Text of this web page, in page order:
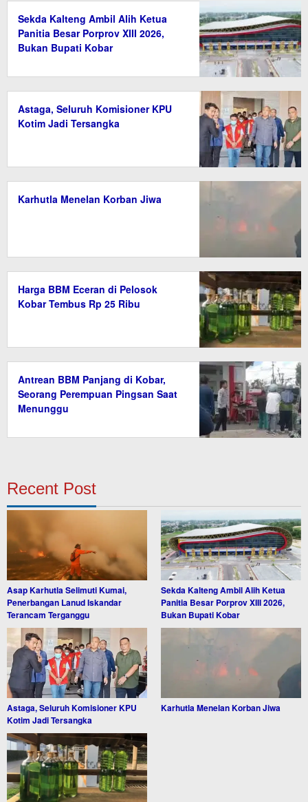
Sekda Kalteng Ambil Alih Ketua
Panitia Besar Porprov XIII 2026,
Bukan Bupati Kobar
Astaga, Seluruh Komisioner KPU
Kotim Jadi Tersangka
Karhutla Menelan Korban Jiwa
Harga BBM Eceran di Pelosok
Kobar Tembus Rp 25 Ribu
Antrean BBM Panjang di Kobar,
Seorang Perempuan Pingsan Saat
Menunggu
Recent Post
Asap Karhutla Selimuti Kumai,
Penerbangan Lanud Iskandar
Terancam Terganggu
Sekda Kalteng Ambil Alih Ketua
Panitia Besar Porprov XIII 2026,
Bukan Bupati Kobar
Astaga, Seluruh Komisioner KPU
Kotim Jadi Tersangka
Karhutla Menelan Korban Jiwa